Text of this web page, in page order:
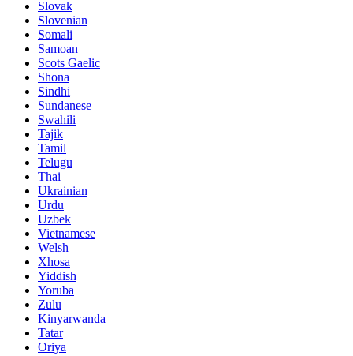
Slovak
Slovenian
Somali
Samoan
Scots Gaelic
Shona
Sindhi
Sundanese
Swahili
Tajik
Tamil
Telugu
Thai
Ukrainian
Urdu
Uzbek
Vietnamese
Welsh
Xhosa
Yiddish
Yoruba
Zulu
Kinyarwanda
Tatar
Oriya